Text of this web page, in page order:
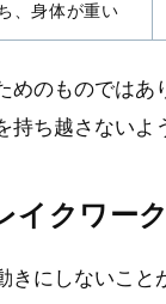
、身体が重い
めのものではあ
持ち越さないよ
イクワー
きにしないこと